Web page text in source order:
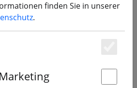
finden Sie in unserer
.